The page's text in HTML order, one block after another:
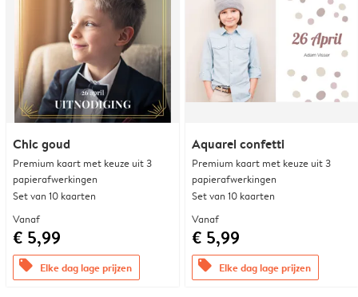
Chic goud
Premium kaart met keuze uit 3
papierafwerkingen
Set van 10 kaarten
Vanaf
€ 5,99
offers Elke dag lage prijzen
Aquarel confetti
Premium kaart met keuze uit 3
papierafwerkingen
Set van 10 kaarten
Vanaf
€ 5,99
offers Elke dag lage prijzen